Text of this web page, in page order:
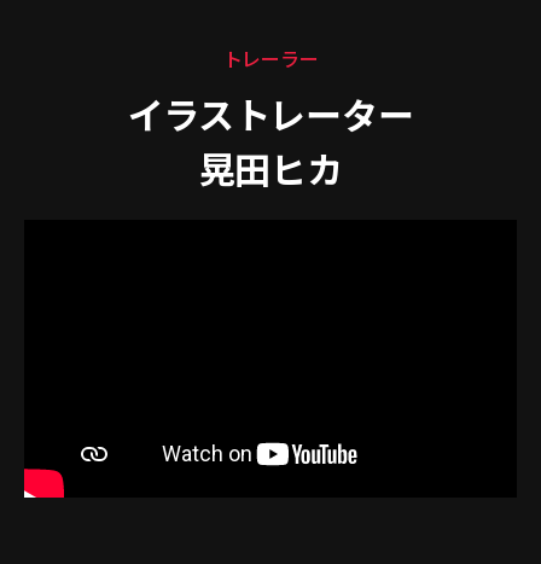
トレーラー
イラストレーター
晃田ヒカ